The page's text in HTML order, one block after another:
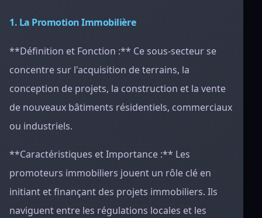
1. La Promotion Immobilière
**Définition et Fonction :** Ce sous-secteur se
concentre sur l'acquisition de terrains, la
conception de projets, la construction et la vente
de nouveaux bâtiments résidentiels, commerciaux
ou industriels.
**Caractéristiques et Importance :** Les
promoteurs immobiliers jouent un rôle clé en
initiant et finançant des projets immobiliers. Ils
naviguent entre les régulations locales et les